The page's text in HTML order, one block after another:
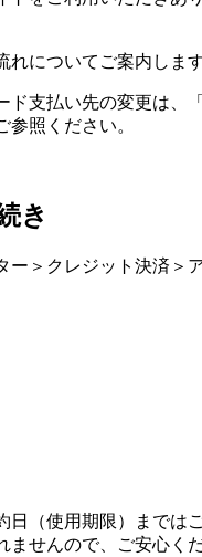
れについてご案内します
ド支払い先の変更は、
参照ください。
き
ー＞クレジット決済＞
日（使用期限）までは
ませんので、ご安心くだ